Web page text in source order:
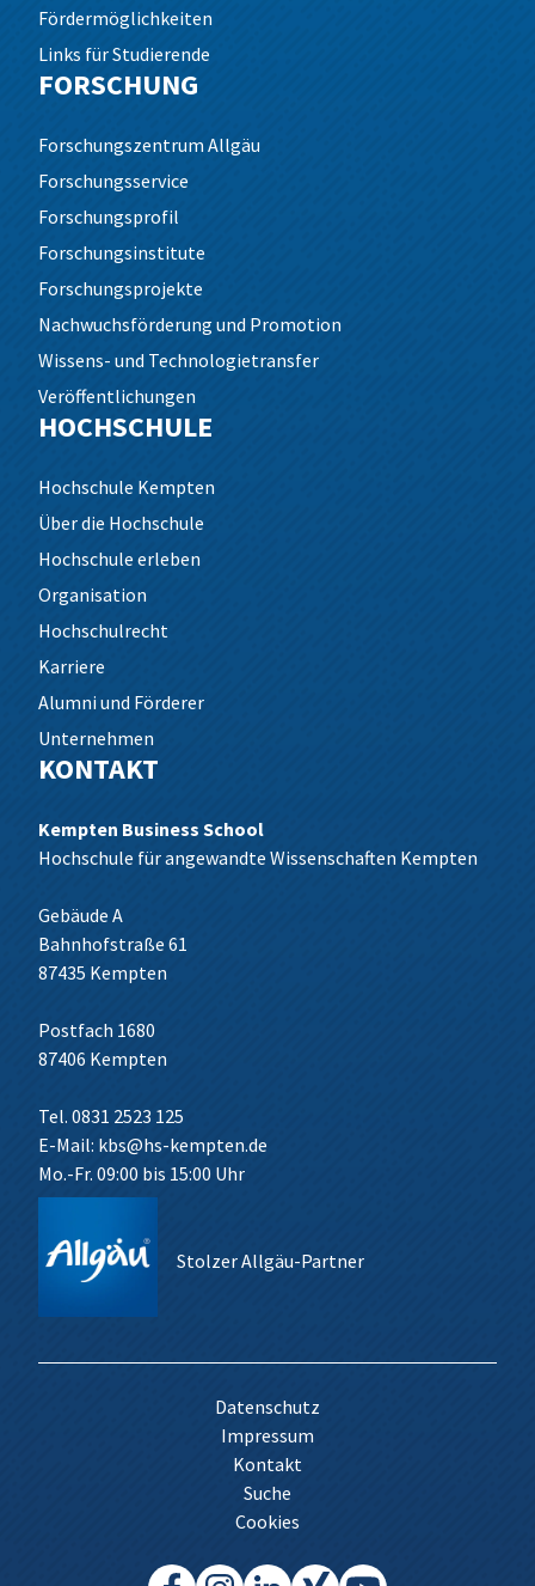
Fördermöglichkeiten
Links für Studierende
FORSCHUNG
Forschungszentrum Allgäu
Forschungsservice
Forschungsprofil
Forschungsinstitute
Forschungsprojekte
Nachwuchsförderung und Promotion
Wissens- und Technologietransfer
Veröffentlichungen
HOCHSCHULE
Hochschule Kempten
Über die Hochschule
Hochschule erleben
Organisation
Hochschulrecht
Karriere
Alumni und Förderer
Unternehmen
KONTAKT
Kempten Business School
Hochschule für angewandte Wissenschaften Kempten
Gebäude A
Bahnhofstraße 61
87435 Kempten
Postfach 1680
87406 Kempten
Tel. 0831 2523 125
E-Mail: kbs@hs-kempten.de
Mo.-Fr. 09:00 bis 15:00 Uhr
Stolzer Allgäu-Partner
Datenschutz
Impressum
Kontakt
Suche
Cookies